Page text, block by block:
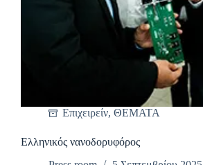
Επιχειρείν, ΘΕΜΑΤΑ
Ελληνικός νανοδορυφόρος